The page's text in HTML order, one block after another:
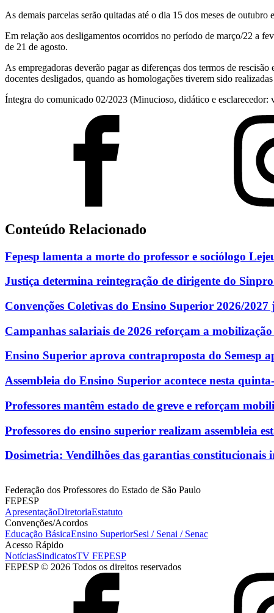
As demais parcelas serão quitadas até o dia 15 dos meses de
Em relação aos desligamentos ocorridos no período de março/22 a
de 21 de agosto.
As empregadoras deverão pagar as diferenças dos termos de
docentes desligados, quando as homologações tiverem sido
Íntegra do comunicado 02/2023 (Minucioso, didático e esclarecedor:
Conteúdo Relacionado
Fepesp lamenta a morte do professor e sociólogo
Justiça determina reintegração de dirigente do
Convenções Coletivas do Ensino Superior 2026/2027
Campanhas salariais de 2026 reforçam a
Ensino Superior aprova contraproposta do Semesp
Assembleia do Ensino Superior acontece nesta
Professores mantêm estado de greve e reforçam
Professores do ensino superior realizam assembleia
Dosimetria: Vendilhões das garantias
Federação dos Professores do Estado de São Paulo
FEPESP
ApresentaçãoDiretoriaEstatuto
Convenções/Acordos
Educação BásicaEnsino SuperiorSesi / Senai / Senac
Acesso Rápido
NotíciasSindicatosTV FEPESP
FEPESP © 2026 Todos os direitos reservados